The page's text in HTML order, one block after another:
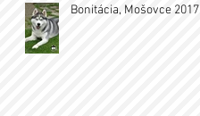
Bonitácia, Mošovce 2017